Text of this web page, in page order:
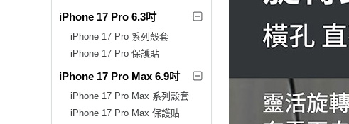
iPhone 17 Pro 6.3吋
iPhone 17 Pro 系列殼套
iPhone 17 Pro 保護貼
iPhone 17 Pro Max 6.9吋
iPhone 17 Pro Max 系列殼套
iPhone 17 Pro Max 保護貼